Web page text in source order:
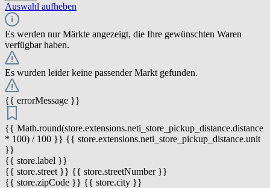
Auswahl aufheben
Es werden nur Märkte angezeigt, die Ihre gewünschten Waren
verfügbar haben.
Es wurden leider keine passender Markt gefunden.
{{ errorMessage }}
{{ Math.round(store.extensions.neti_store_pickup_distance.distance
* 100) / 100 }} {{ store.extensions.neti_store_pickup_distance.unit
}}
{{ store.label }}
{{ store.street }} {{ store.streetNumber }}
{{ store.zipCode }} {{ store.city }}